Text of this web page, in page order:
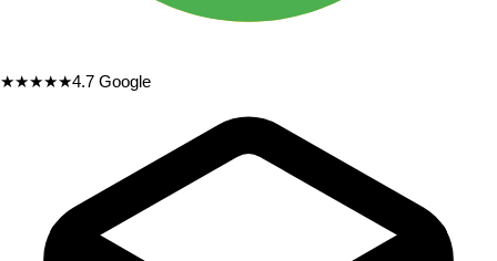
★★★★★4.7 Google